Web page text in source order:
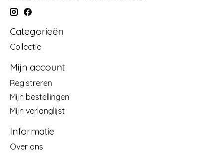
Categorieën
Collectie
Mijn account
Registreren
Mijn bestellingen
Mijn verlanglijst
Informatie
Over ons